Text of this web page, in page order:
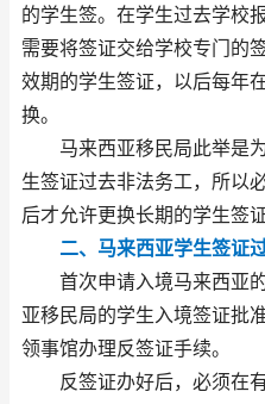
的学生签。在学生过去学校
需要将签证交给学校专门的
效期的学生签证，以后每年
换。
马来西亚移民局此举是为
生签证过去非法务工，所以
后才允许更换长期的学生签证
二、马来西亚学生签证
首次申请入境马来西亚的
亚移民局的学生入境签证批
领事馆办理反签证手续。
反签证办好后，必须在有